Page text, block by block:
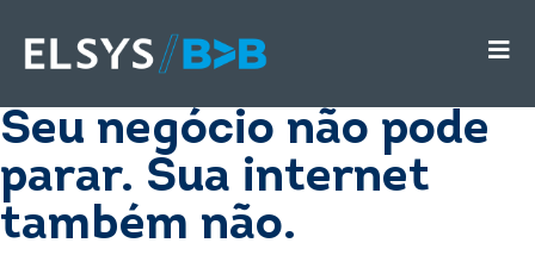
Seu negócio não pode
parar. Sua internet
também não.